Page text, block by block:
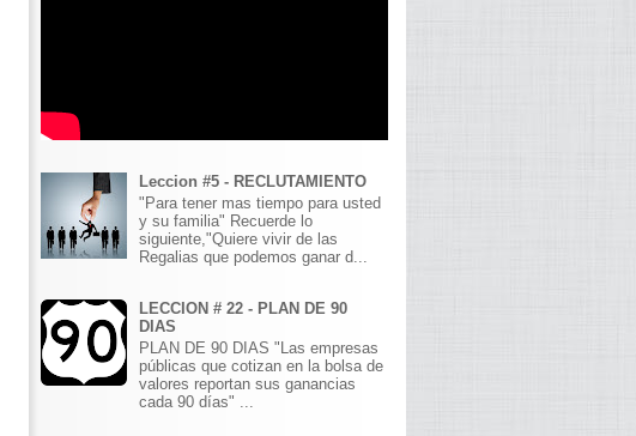
Leccion #5 - RECLUTAMIENTO
"Para tener mas tiempo para usted
y su familia" Recuerde lo
siguiente,"Quiere vivir de las
Regalias que podemos ganar d...
LECCION # 22 - PLAN DE 90
DIAS
PLAN DE 90 DIAS "Las empresas
públicas que cotizan en la bolsa de
valores reportan sus ganancias
cada 90 días" ...